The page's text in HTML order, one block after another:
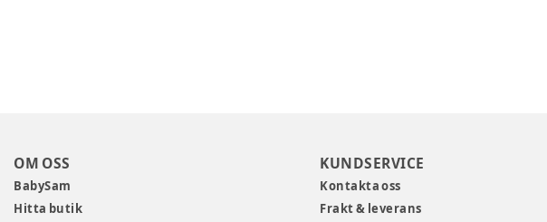
OM OSS
BabySam
Hitta butik
KUNDSERVICE
Kontakta oss
Frakt & leverans